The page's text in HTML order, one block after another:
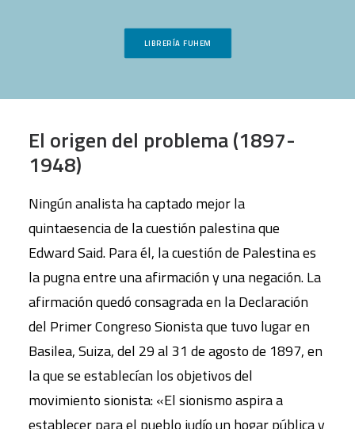
LIBRERÍA FUHEM
El origen del problema (1897-
1948)
Ningún analista ha captado mejor la
quintaesencia de la cuestión palestina que
Edward Said. Para él, la cuestión de Palestina es
la pugna entre una afirmación y una negación. La
afirmación quedó consagrada en la Declaración
del Primer Congreso Sionista que tuvo lugar en
Basilea, Suiza, del 29 al 31 de agosto de 1897, en
la que se establecían los objetivos del
movimiento sionista: «El sionismo aspira a
establecer para el pueblo judío un hogar pública y